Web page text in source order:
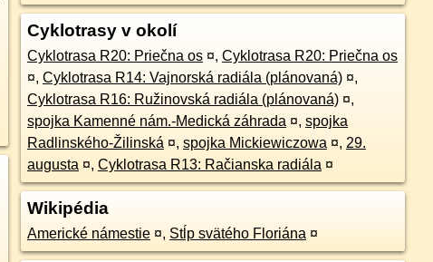
Cyklotrasy v okolí
Cyklotrasa R20: Priečna os ¤, Cyklotrasa R20: Priečna os
¤, Cyklotrasa R14: Vajnorská radiála (plánovaná) ¤,
Cyklotrasa R16: Ružinovská radiála (plánovaná) ¤,
spojka Kamenné nám.-Medická záhrada ¤, spojka
Radlinského-Žilinská ¤, spojka Mickiewiczowa ¤, 29.
augusta ¤, Cyklotrasa R13: Račianska radiála ¤
Wikipédia
Americké námestie ¤, Stĺp svätého Floriána ¤